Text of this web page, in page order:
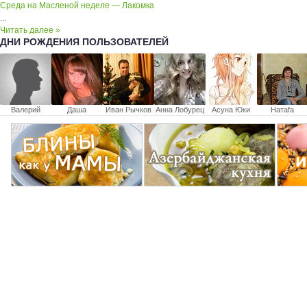
Среда на Масленой неделе — Лакомка
...
Читать далее »
ДНИ РОЖДЕНИЯ ПОЛЬЗОВАТЕЛЕЙ
Валерий
Даша
Иван Рычков Анна Лобурец Асуна Юки
Натаfа